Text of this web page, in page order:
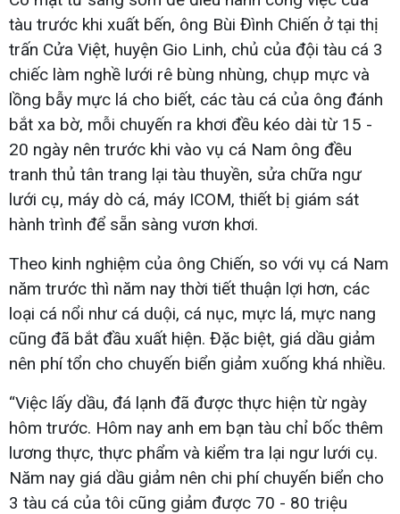
tàu trước khi xuất bến, ông Bùi Đình Chiến ở tại thị
trấn Cửa Việt, huyện Gio Linh, chủ của đội tàu cá 3
chiếc làm nghề lưới rê bùng nhùng, chụp mực và
lồng bẫy mực lá cho biết, các tàu cá của ông đánh
bắt xa bờ, mỗi chuyến ra khơi đều kéo dài từ 15 -
20 ngày nên trước khi vào vụ cá Nam ông đều
tranh thủ tân trang lại tàu thuyền, sửa chữa ngư
lưới cụ, máy dò cá, máy ICOM, thiết bị giám sát
hành trình để sẵn sàng vươn khơi.
Theo kinh nghiệm của ông Chiến, so với vụ cá Nam
năm trước thì năm nay thời tiết thuận lợi hơn, các
loại cá nổi như cá duội, cá nục, mực lá, mực nang
cũng đã bắt đầu xuất hiện. Đặc biệt, giá dầu giảm
nên phí tổn cho chuyến biển giảm xuống khá nhiều.
“Việc lấy dầu, đá lạnh đã được thực hiện từ ngày
hôm trước. Hôm nay anh em bạn tàu chỉ bốc thêm
lương thực, thực phẩm và kiểm tra lại ngư lưới cụ.
Năm nay giá dầu giảm nên chi phí chuyến biển cho
3 tàu cá của tôi cũng giảm được 70 - 80 triệu